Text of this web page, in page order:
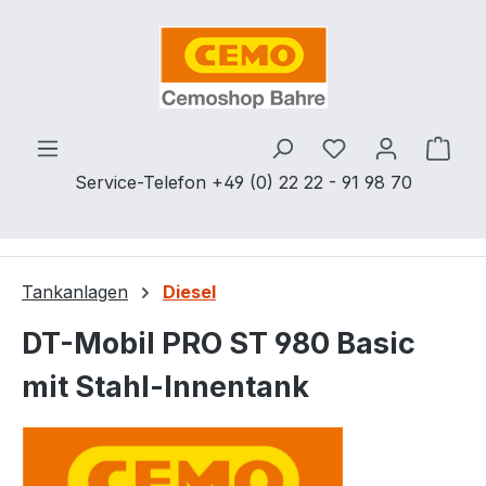
Zum Hauptinhalt springen
Service-Telefon +49 (0) 22 22 - 91 98 70
Du hast 0
Tankanlagen Diesel
DT-Mobil PRO ST 980 Basic
mit Stahl-Innentank